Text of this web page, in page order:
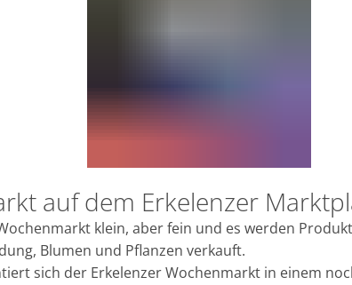
auf dem Erkelenzer
klein, aber fein und es werden
Blumen und Pflanzen verkauft.
sich der Erkelenzer Wochenmarkt in einem